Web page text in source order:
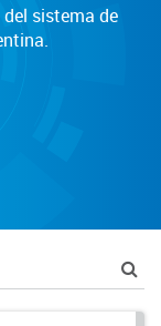
sistema de